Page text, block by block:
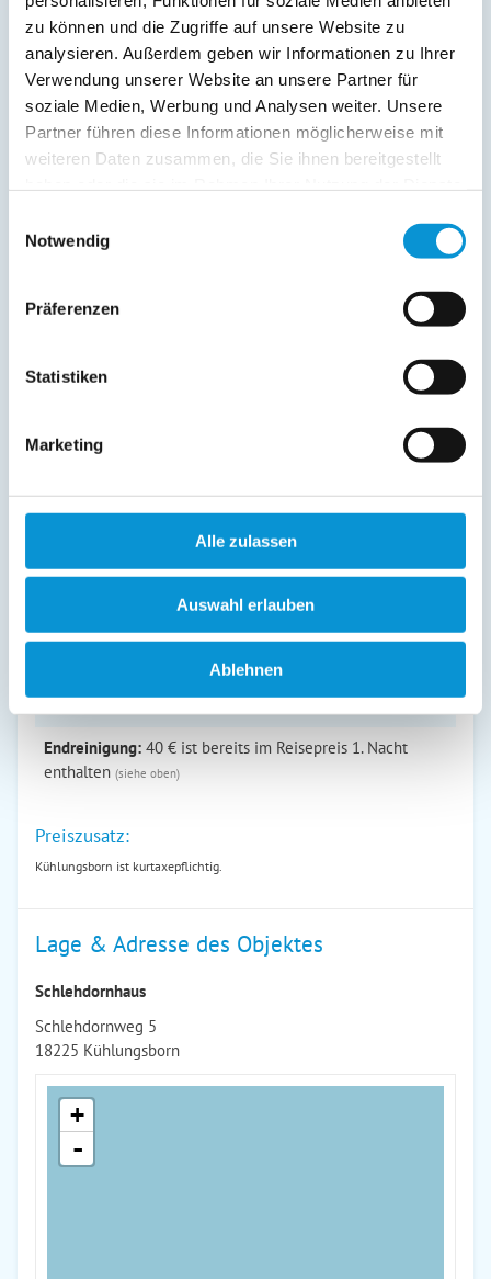
zu können und die Zugriffe auf unsere Website zu
analysieren. Außerdem geben wir Informationen zu Ihrer
Verwendung unserer Website an unsere Partner für
soziale Medien, Werbung und Analysen weiter. Unsere
Partner führen diese Informationen möglicherweise mit
weiteren Daten zusammen, die Sie ihnen bereitgestellt
Notwendig
Präferenzen
Statistiken
Marketing
Alle zulassen
Auswahl erlauben
Ablehnen
Bettwäsche incl.
Beschreibung
Das "Schlehdornhaus" wurde 2009 gebaut und befindet sich,
Haus und Gartenanteil zur Verfügung. Das Ferienhaus ist so
gelegen und von Grün umgeben, dass für Privatsphäre
Zeitraum
reinigung
nacht
121 €
02. Jan - 30. Apr 110 €
70 €
110 €
Endreinigung: 40 € ist bereits im Reisepreis 1. Nacht
enthalten (siehe oben)
Preiszusatz:
Kühlungsborn ist kurtaxepflichtig.
Lage & Adresse des Objektes
Schlehdornhaus
Schlehdornweg 5
18225 Kühlungsborn
+
-